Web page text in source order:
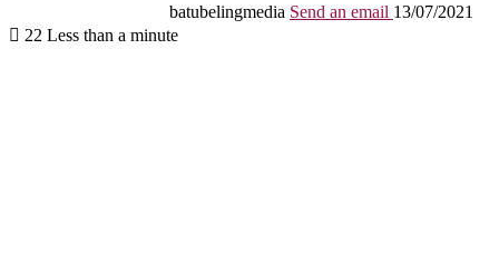
batubelingmedia Send an email 13/07/2021
22 Less than a minute